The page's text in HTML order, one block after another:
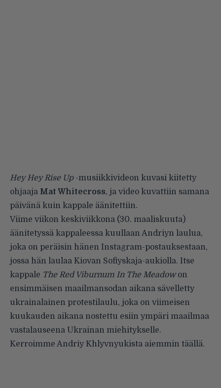
Hey Hey Rise Up-musiikkivideon kuvasi kiitetty
ohjaaja Mat Whitecross, ja video kuvattiin samana
päivänä kuin kappale äänitettiin.
Viime viikon keskiviikkona (30. maaliskuuta)
äänitetyssä kappaleessa kuullaan Andriyn laulua,
joka on peräisin hänen Instagram-postauksestaan,
jossa hän laulaa Kiovan Sofiyskaja-aukiolla. Itse
kappale The Red Viburnum In The Meadowon
ensimmäisen maailmansodan aikana sävelletty
ukrainalainen protestilaulu, joka on viimeisen
kuukauden aikana nostettu esiin ympäri maailmaa
vastalauseena Ukrainan miehitykselle.
Kerroimme Andriy Khlyvnyukista aiemmin täällä.